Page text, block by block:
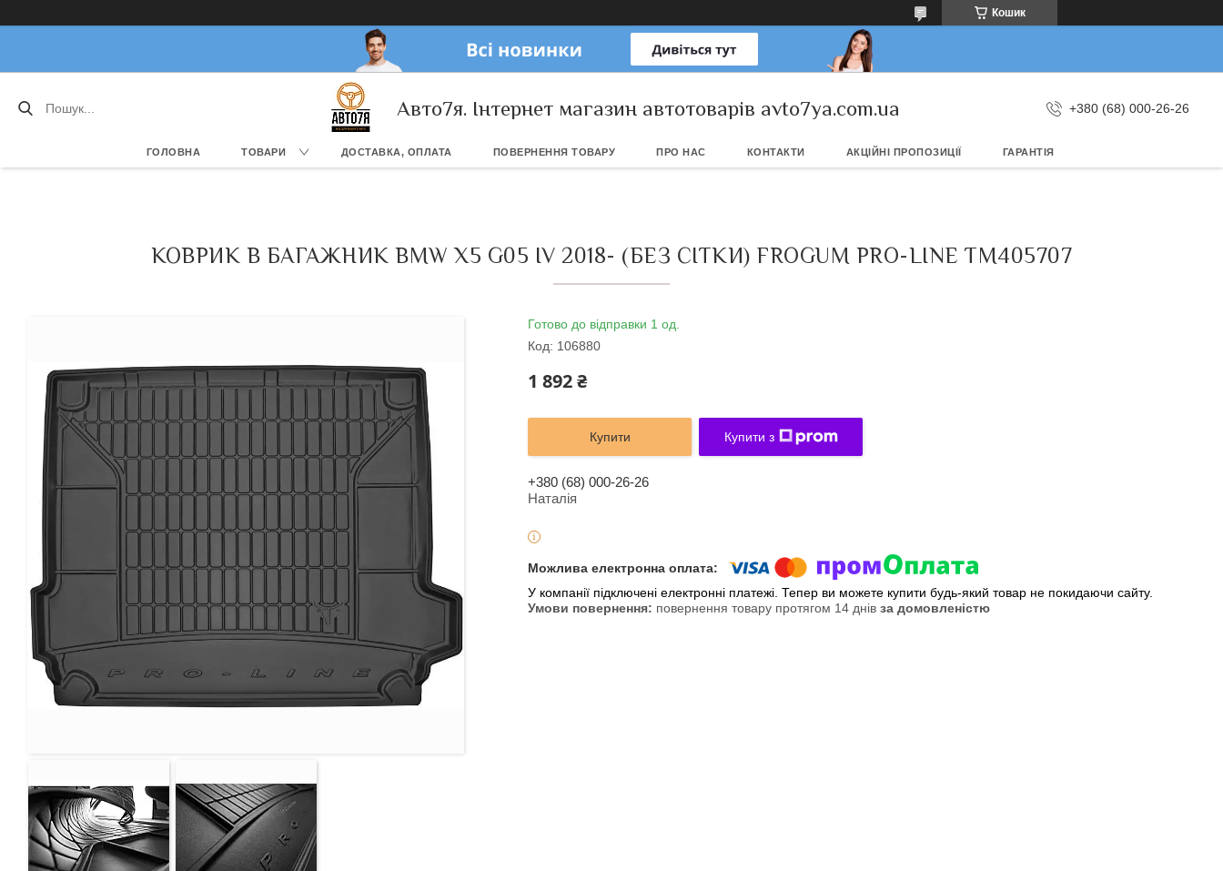
Кошик
Авто7я. Інтернет магазин автотоварів avto7ya.com.ua +380 (68) 000-26-26
ГОЛОВНА ТОВАРИ ДОСТАВКА, ОПЛАТА ПОВЕРНЕННЯ ТОВАРУ ПРО НАС КОНТАКТИ АКЦІЙНІ ПРОПОЗИЦІЇ ГАРАНТІЯ
КОВРИК В БАГАЖНИК BMW X5 G05 IV 2018- (БЕЗ СІТКИ) FROGUM PRO-LINE TM405707
Готово до відправки 1 од.
Код: 106880
1 892 ₴
Купити Купити з
+380 (68) 000-26-26
Наталія
У компанії підключені електронні платежі. Тепер ви можете купити будь-який товар не покидаючи сайту.
повернення товару протягом 14 днів за домовленістю